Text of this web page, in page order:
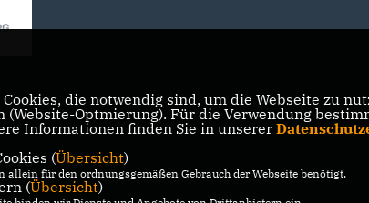
KONTAKT
die notwendig sind, um die Webseite zu
(Website-Optmierung). Für die Verwendung
Informationen finden Sie in unserer
(Übersicht)
allein für den ordnungsgemäßen Gebrauch der Webseite benötigt.
(Übersicht)